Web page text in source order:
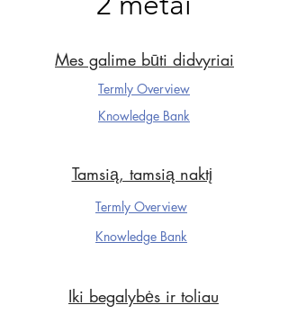
Mes galime būti didvyriai
Termly Overview
Knowledge Bank
Tamsią, tamsią naktį
Termly Overview
Knowledge Bank
Iki begalybės ir toliau